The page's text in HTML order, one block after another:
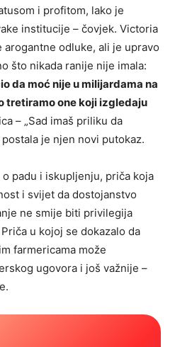
i profitom, lako je
institucije – čovjek. Victoria
odluke, ali je upravo
što nikada ranije nije imala:
da moć nije u milijardama na
tretiramo one koji izgledaju
– „Sad imaš priliku da
je njen novi putokaz.
padu i iskupljenju, priča koja
i svijet da dostojanstvo
ne smije biti privilegija
u kojoj se dokazalo da
farmericama može
ugovora i još važnije –